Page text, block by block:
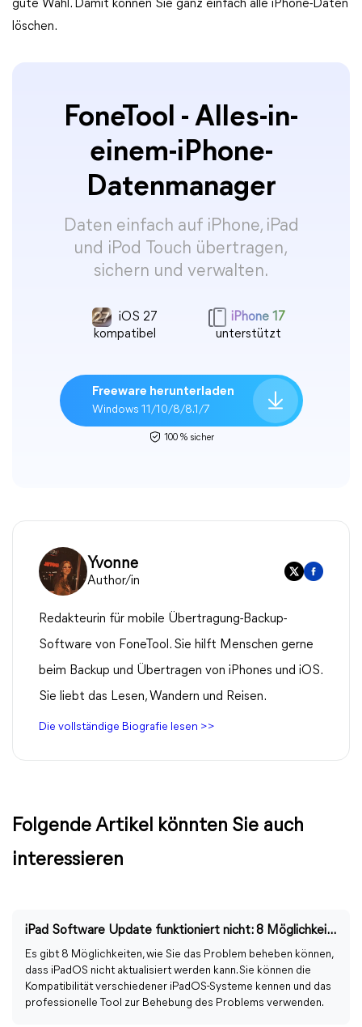
gute Wahl. Damit können Sie ganz einfach alle iPhone-Daten
löschen.
FoneTool - Alles-in-
einem-iPhone-
Datenmanager
Daten einfach auf iPhone, iPad
und iPod Touch übertragen,
sichern und verwalten.
iOS 27
kompatibel
iPhone 17
unterstützt
Freeware herunterladen
Windows 11/10/8/8.1/7
100 % sicher
Yvonne
Author/in
Redakteurin für mobile Übertragung-Backup-
Software von FoneTool. Sie hilft Menschen gerne
beim Backup und Übertragen von iPhones und iOS.
Sie liebt das Lesen, Wandern und Reisen.
Die vollständige Biografie lesen >>
Folgende Artikel könnten Sie auch
interessieren
iPad Software Update funktioniert nicht: 8 Möglichkeiten
Es gibt 8 Möglichkeiten, wie Sie das Problem beheben können,
dass iPadOS nicht aktualisiert werden kann. Sie können die
Kompatibilität verschiedener iPadOS-Systeme kennen und das
professionelle Tool zur Behebung des Problems verwenden.